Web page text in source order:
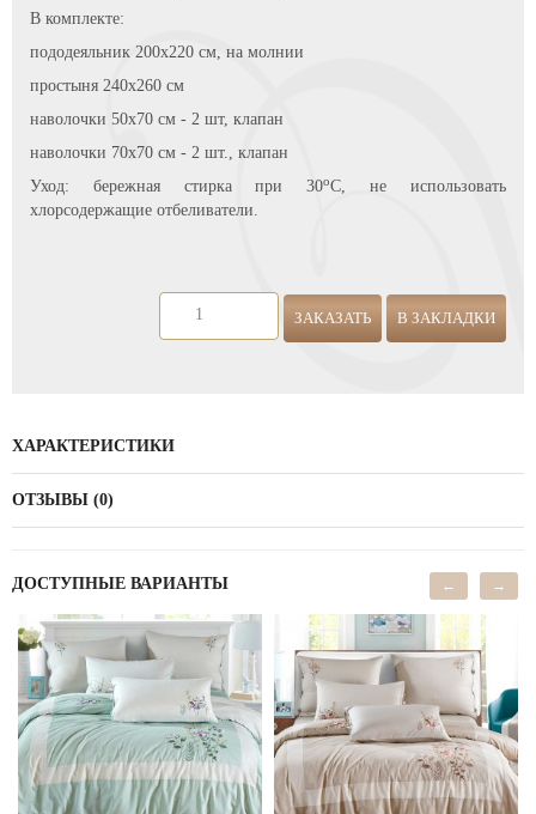
В комплекте:
пододеяльник 200х220 см, на молнии
простыня 240х260 см
наволочки 50х70 см - 2 шт, клапан
наволочки 70х70 см - 2 шт., клапан
Уход: бережная стирка при 30оС, не использовать
хлорсодержащие отбеливатели.
ЗАКАЗАТЬ В ЗАКЛАДКИ
ХАРАКТЕРИСТИКИ
ОТЗЫВЫ (0)
ДОСТУПНЫЕ ВАРИАНТЫ ← →